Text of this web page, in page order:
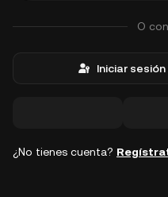
O
Iniciar
¿No tienes cuenta?